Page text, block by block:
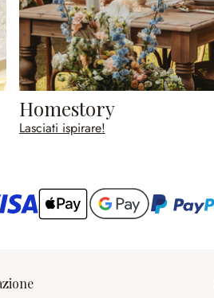
Homestory
Lasciati ispirare!